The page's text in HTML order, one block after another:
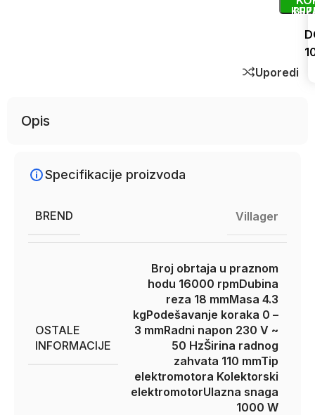
Uporedi
Opis
Specifikacije proizvoda
BREND Villager
OSTALE
INFORMACIJE
Broj obrtaja u praznom
hodu 16000 rpmDubina
reza 18 mmMasa 4.3
kgPodešavanje koraka 0 –
3 mmRadni napon 230 V ~
50 HzŠirina radnog
zahvata 110 mmTip
elektromotora Kolektorski
elektromotorUlazna snaga
1000 W